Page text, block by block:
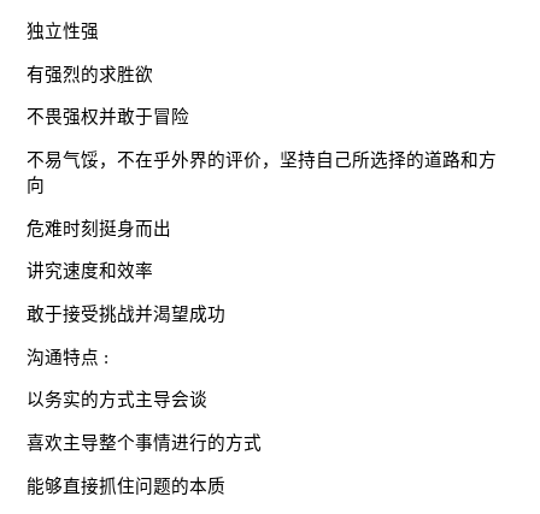
独立性强
有强烈的求胜欲
不畏强权并敢于冒险
不易气馁，不在乎外界的评价，坚持自己所选择的道路和方
向
危难时刻挺身而出
讲究速度和效率
敢于接受挑战并渴望成功
沟通特点 :
以务实的方式主导会谈
喜欢主导整个事情进行的方式
能够直接抓住问题的本质